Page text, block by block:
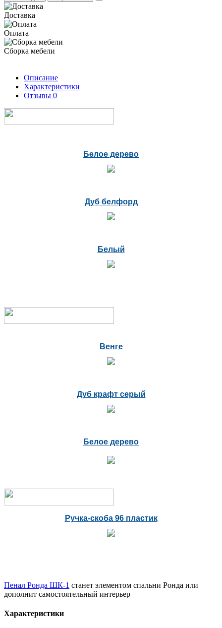
Доставка
Оплата
Сборка мебели
Описание
Характеристики
Отзывы 0
Белое дерево
Дуб белфорд
Белый
Венге
Дуб крафт серый
Белое дерево
Ручка-скоба 96 пластик
Пенал Ронда ШК-1 станет элементом спальни Ронда или
дополнит самостоятельный интерьер
Характеристики